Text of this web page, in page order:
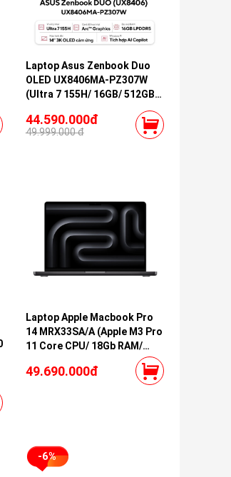
Laptop Asus Zenbook Duo
OLED UX8406MA-PZ307W
(Ultra 7 155H/ 16GB/ 512GB
Win11/ Vỏ nhôm/ Grey/ Túi/
Pen)
44.590.000đ
49.999.000 đ
Laptop Apple Macbook Pro
14 MRX33SA/A (Apple M3 Pro
11 Core CPU/ 18Gb RAM/
512GB SSD/ 14 core GPU/
Space Gray)
49.690.000đ
-6%